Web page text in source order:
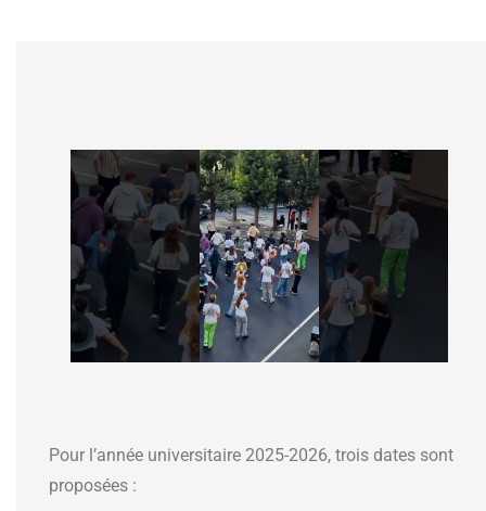
Pour l’année universitaire 2025-2026, trois dates sont
proposées :